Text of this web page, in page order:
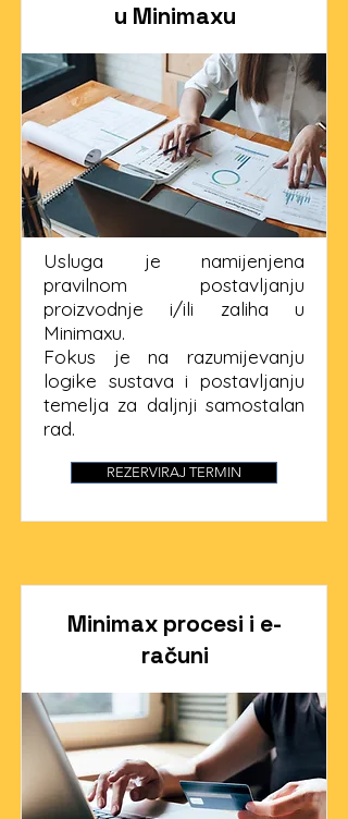
u Minimaxu
Usluga je namijenjena
pravilnom postavljanju
proizvodnje i/ili zaliha u
Minimaxu.
Fokus je na razumijevanju
logike sustava i postavljanju
temelja za daljnji samostalan
rad.
REZERVIRAJ TERMIN
Minimax procesi i e-
računi